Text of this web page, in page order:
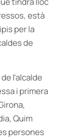
està
per la
de
l’alcalde
i primera
Quim
persones